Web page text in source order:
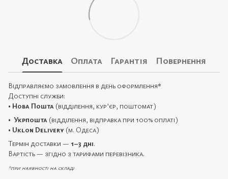
Доставка Оплата Гарантія Повернення
Відправляємо замовлення в день оформлення*
Доступні служби:
• Нова Пошта (відділення, кур’єр, поштомат)
• Укрпошта (відділення, відправка при 100% оплаті)
• Uklon Delivery (м. Одеса)
Термін доставки — 1–3 дні.
Вартість — згідно з тарифами перевізника.
*при наявності на складі